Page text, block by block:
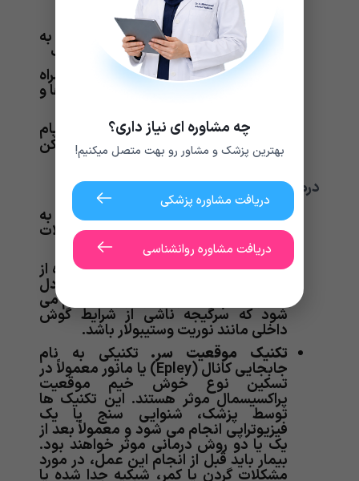
داروهای پیشگیری از حملات میگرن
قرص های ادرار آور در صورت ابتلا فرد به
بیماری منیر همراه با رژیم غذایی کم نمک
دارو های برای تسکین فوری سرگیجه همراه
با حالت تهوع از جمله آنتی هیستامین ها و
داروهای ضد اضطرابمانند دیازپام
(Valium) و الپرازولام (Xanax) که ممکن
است باعث اعتیاد و خواب آلودگی شوند.
درمان
روان درمانی.روان درمانی در کمک به
افرادی که سرگیجه آن ها در اثر اختلالات
اضطرابی ایجاد می شود، موثر است.
تعادل درمانی.تعادل درمانی با استفاده از
تمرینات خاصی برای بهبود سیستم تعادل
بیمار انجام می گیرد و در مواردی انجام می
شود که سرگیجه ناشی از شرایط گوش
داخلی مانند نوریت وستیبولار باشد.
تکنیک موقعیت سر. تکنیکی به نام
جابجایی کانال (Epley) یا مانور معمولاً در
تسکین نوع خوش خیم موقعیت
پراکسیسمال موثر هستند. این تکنیک ها
توسط پزشک، شنوایی سنج یا یک
فیزیوتراپی انجام می شود و معمولاً بعد از
یک یا دو روش درمانی موثر خواهند بود.
بیمار باید قبل از انجام این عمل، در مورد
مشکلات گردن یا کمر، شبکیه جدا شده یا
چه مشاوره ای نیاز داری؟
بهترین پزشک و مشاور رو بهت متصل میکنیم!
دریافت مشاوره پزشکی
دریافت مشاوره روانشناسی